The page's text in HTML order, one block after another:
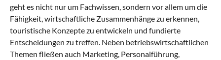
geht es nicht nur um Fachwissen, sondern vor allem um die
Fähigkeit, wirtschaftliche Zusammenhänge zu erkennen,
touristische Konzepte zu entwickeln und fundierte
Entscheidungen zu treffen. Neben betriebswirtschaftlichen
Themen fließen auch Marketing, Personalführung,